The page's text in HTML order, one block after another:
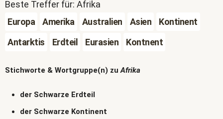
Beste Treffer für: Afrika
Europa
Amerika Australien Asien
Kontinent
Antarktis
Erdteil Eurasien Kontnent
Stichworte & Wortgruppe(n) zuAfrika
der Schwarze Erdteil
der Schwarze Kontinent